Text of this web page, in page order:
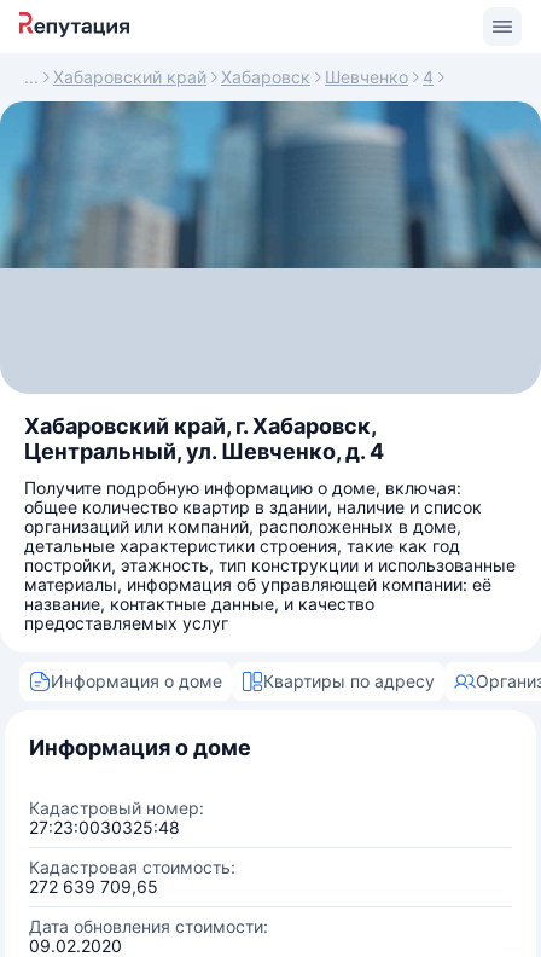
Хабаровский край Хабаровск Шевченко 4
Хабаровский край, г. Хабаровск,
Центральный, ул. Шевченко, д. 4
Получите подробную информацию о доме, включая:
общее количество квартир в здании, наличие и список
организаций или компаний, расположенных в доме,
детальные характеристики строения, такие как год
постройки, этажность, тип конструкции и использованные
материалы, информация об управляющей компании: её
название, контактные данные, и качество
предоставляемых услуг
Информация о доме Квартиры по адресу
Информация о доме
Кадастровый номер:
27:23:0030325:48
Кадастровая стоимость:
272 639 709,65
Дата обновления стоимости:
09.02.2020